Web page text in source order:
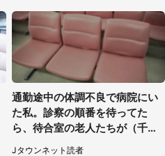
通勤途中の体調不良で病院にい
た私。診察の順番を待ってた
ら、待合室の老人たちが（千葉
県・50代男性）
Jタウンネット読者